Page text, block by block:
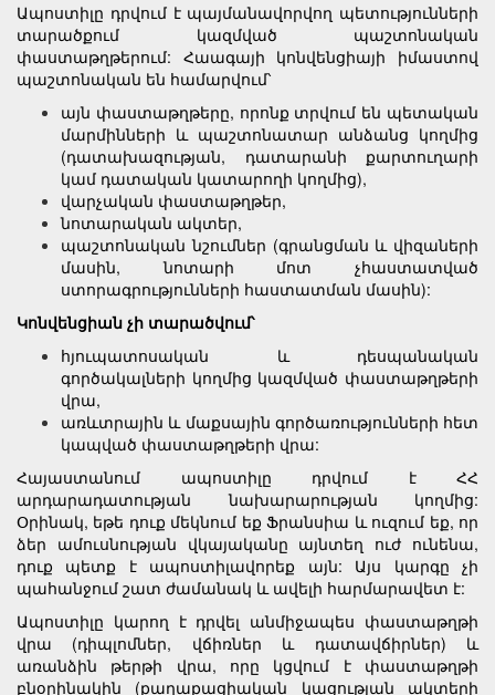
Ապոստիլը դրվում է պայմանավորվող պետությունների
տարածքում կազմված պաշտոնական
փաստաթղթերում: Հաագայի կոնվենցիայի իմաստով
պաշտոնական են համարվում՝
այն փաստաթղթերը, որոնք տրվում են պետական
մարմինների և պաշտոնատար անձանց կողմից
(դատախազության, դատարանի քարտուղարի
կամ դատական կատարողի կողմից),
վարչական փաստաթղթեր,
նոտարական ակտեր,
պաշտոնական նշումներ (գրանցման և վիզաների
մասին, նոտարի մոտ չհաստատված
ստորագրությունների հաստատման մասին):
Կոնվենցիան չի տարածվում՝
հյուպատոսական և դեսպանական
գործակալների կողմից կազմված փաստաթղթերի
վրա,
առևտրային և մաքսային գործառությունների հետ
կապված փաստաթղթերի վրա:
Հայաստանում ապոստիլը դրվում է ՀՀ
արդարադատության նախարարության կողմից:
Օրինակ, եթե դուք մեկնում եք Ֆրանսիա և ուզում եք, որ
ձեր ամուսնության վկայականը այնտեղ ուժ ունենա,
դուք պետք է ապոստիլավորեք այն: Այս կարգը չի
պահանջում շատ ժամանակ և ավելի հարմարավետ է:
Ապոստիլը կարող է դրվել անմիջապես փաստաթղթի
վրա (դիպլոմներ, վճիռներ և դատավճիրներ) և
առանձին թերթի վրա, որը կցվում է փաստաթղթի
բնօրինակին (քաղաքացիական կացության ակտերի